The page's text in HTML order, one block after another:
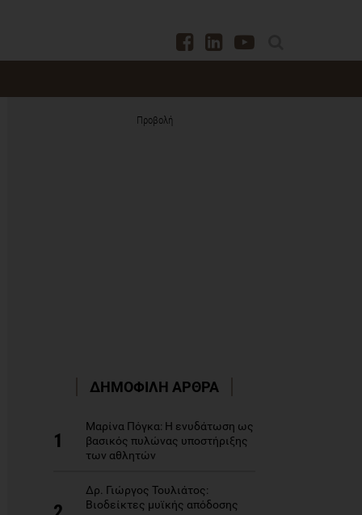
Προβολή
ΔΗΜΟΦΙΛΗ ΑΡΘΡΑ
1
Μαρίνα Πόγκα: Η ενυδάτωση ως
βασικός πυλώνας υποστήριξης
των αθλητών
Δρ. Γιώργος Τουλιάτος:
Βιοδείκτες μυϊκής απόδοσης